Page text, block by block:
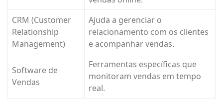
CRM (Customer
Relationship
Management)
Ajuda a gerenciar o
relacionamento com os clientes
e acompanhar vendas.
Software de
Vendas
Ferramentas específicas que
monitoram vendas em tempo
real.